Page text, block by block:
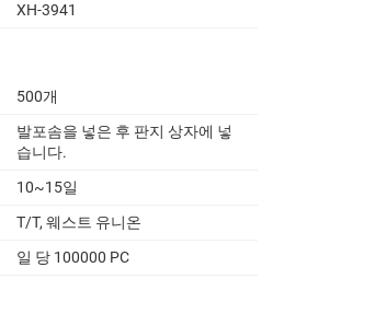
XH-3941
500개
발포솜을 넣은 후 판지 상자에 넣
습니다.
10~15일
T/T, 웨스트 유니온
일 당 100000 PC